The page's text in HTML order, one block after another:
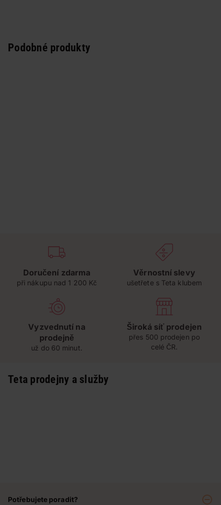
Podobné produkty
Doručení zdarma
při nákupu nad 1 200 Kč
Věrnostní slevy
ušetřete s Teta klubem
Vyzvednutí na
prodejně
už do 60 minut.
Široká síť prodejen
přes 500 prodejen po
celé ČR.
Teta prodejny a služby
Potřebujete poradit?